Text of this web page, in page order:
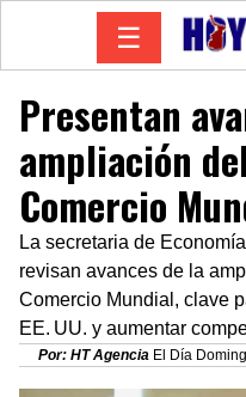
☰
Presentan
ampliación
Comercio
La secretaria de
revisan avances de la
Comercio Mundial, clave
EE. UU. y aumentar
Por: HT Agencia El Día